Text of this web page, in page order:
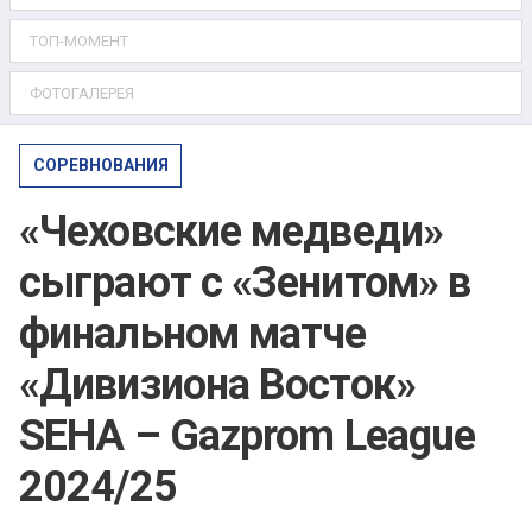
ТОП-МОМЕНТ
ФОТОГАЛЕРЕЯ
СОРЕВНОВАНИЯ
«Чеховские медведи»
сыграют с «Зенитом» в
финальном матче
«Дивизиона Восток»
SEHA – Gazprom League
2024/25